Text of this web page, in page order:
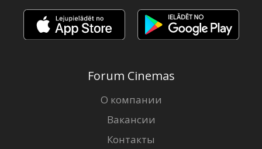
Forum Cinemas
О компании
Вакансии
Контакты